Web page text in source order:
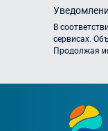
В
сервисах.
Продолжая